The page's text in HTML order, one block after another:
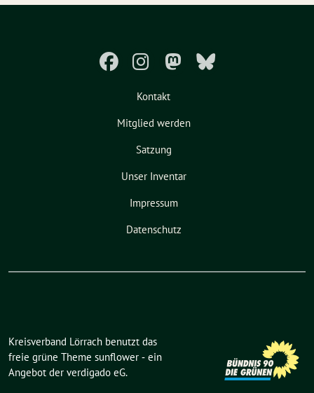
Kontakt
Mitglied werden
Satzung
Unser Inventar
Impressum
Datenschutz
Kreisverband Lörrach benutzt das
freie grüne Theme sunflower ‐ ein
Angebot der verdigado eG.